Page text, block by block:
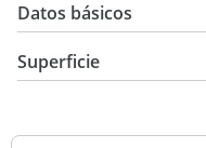
Datos básicos
Superficie